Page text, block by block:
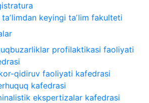
taʼlimdan keyingi taʼlim fakulteti
profilaktikasi faoliyati
qidiruv faoliyati kafedrasi
kafedrasi
ekspertizalar kafedrasi